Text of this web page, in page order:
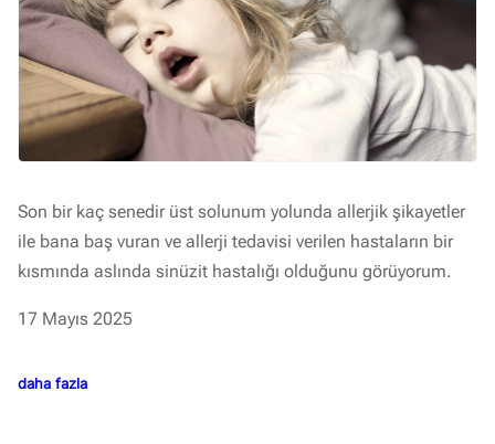
Son bir kaç senedir üst solunum yolunda allerjik şikayetler
ile bana baş vuran ve allerji tedavisi verilen hastaların bir
kısmında aslında sinüzit hastalığı olduğunu görüyorum.
17 Mayıs 2025
daha fazla